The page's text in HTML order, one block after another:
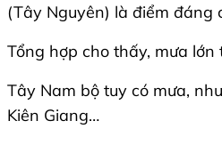
(Tây Nguyên) là điểm đáng
Tổng hợp cho thấy, mưa
Tây Nam bộ tuy có mưa,
Kiên Giang…